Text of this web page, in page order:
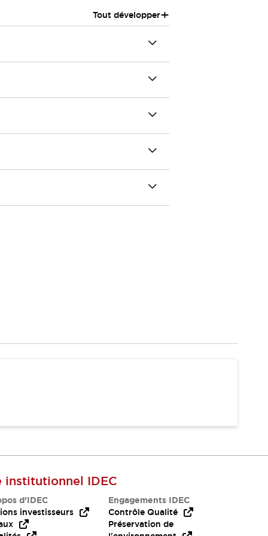
Tout développer+
institutionnel IDEC
d’IDEC
investisseurs
Engagements IDEC
Contrôle Qualité
Préservation de